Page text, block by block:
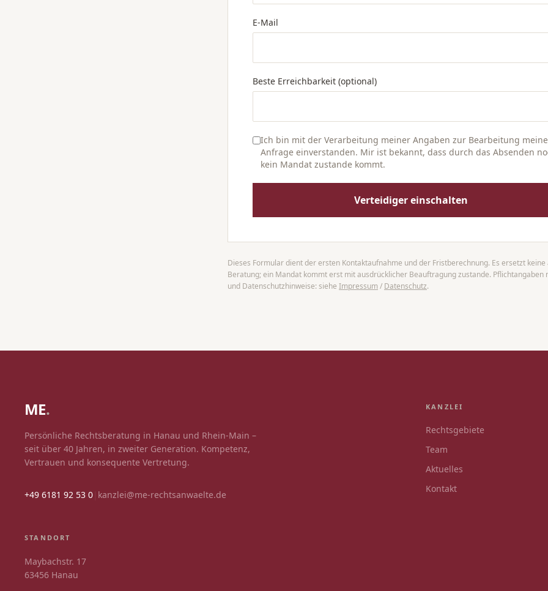
E-Mail
Beste Erreichbarkeit (optional)
Ich bin mit der Verarbeitung meiner Angaben zur Bearbeitung
Anfrage einverstanden. Mir ist bekannt, dass durch das Absenden
kein Mandat zustande kommt.
Verteidiger einschalten
Dieses Formular dient der ersten Kontaktaufnahme und der Fristberechnung. Es ersetzt keine
Beratung; ein Mandat kommt erst mit ausdrücklicher Beauftragung zustande. Pflichtangaben
und Datenschutzhinweise: siehe Impressum / Datenschutz.
ME.
Persönliche Rechtsberatung in Hanau und Rhein-Main –
seit über 40 Jahren, in zweiter Generation. Kompetenz,
Vertrauen und konsequente Vertretung.
+49 6181 92 53 0 kanzlei@me-rechtsanwaelte.de
KANZLEI
Rechtsgebiete
Team
Aktuelles
Kontakt
STANDORT
Maybachstr. 17
63456 Hanau